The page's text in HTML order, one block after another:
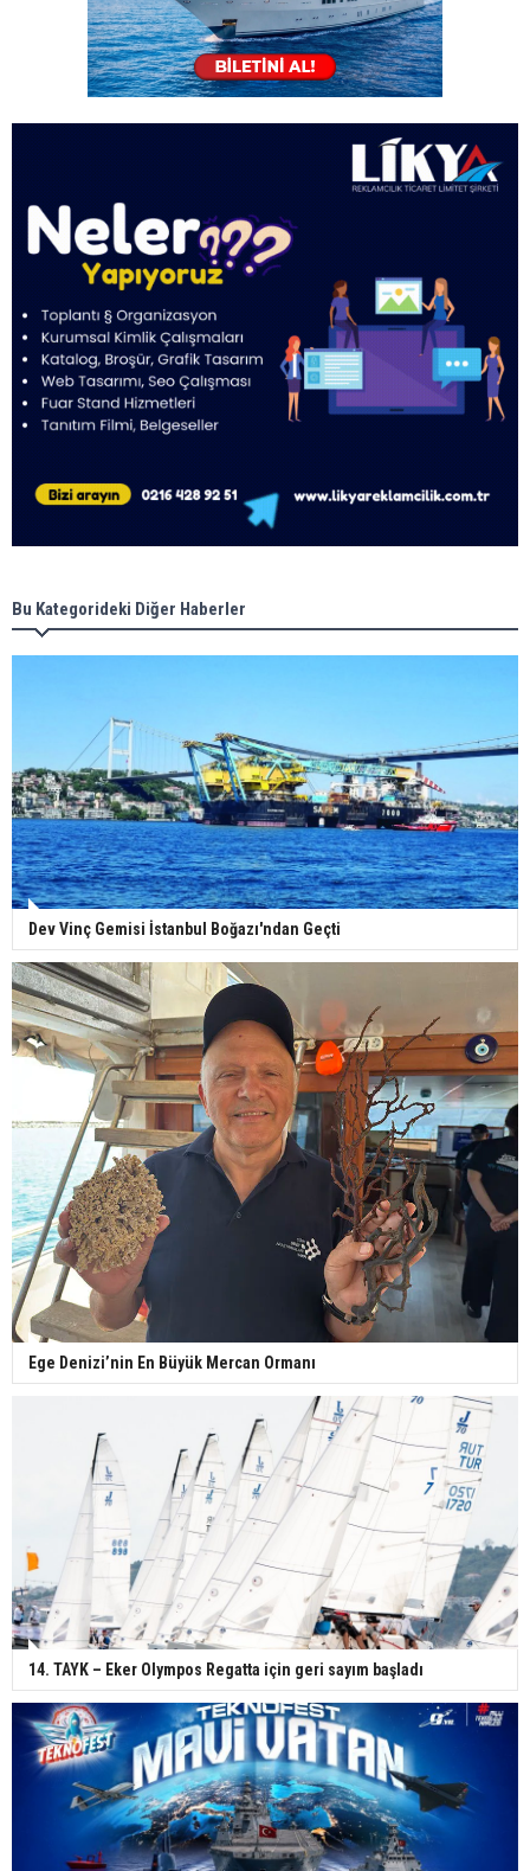
Bu Kategorideki Diğer Haberler
Dev Vinç Gemisi İstanbul Boğazı'ndan Geçti
Ege Denizi’nin En Büyük Mercan Ormanı
14. TAYK – Eker Olympos Regatta için geri sayım başladı